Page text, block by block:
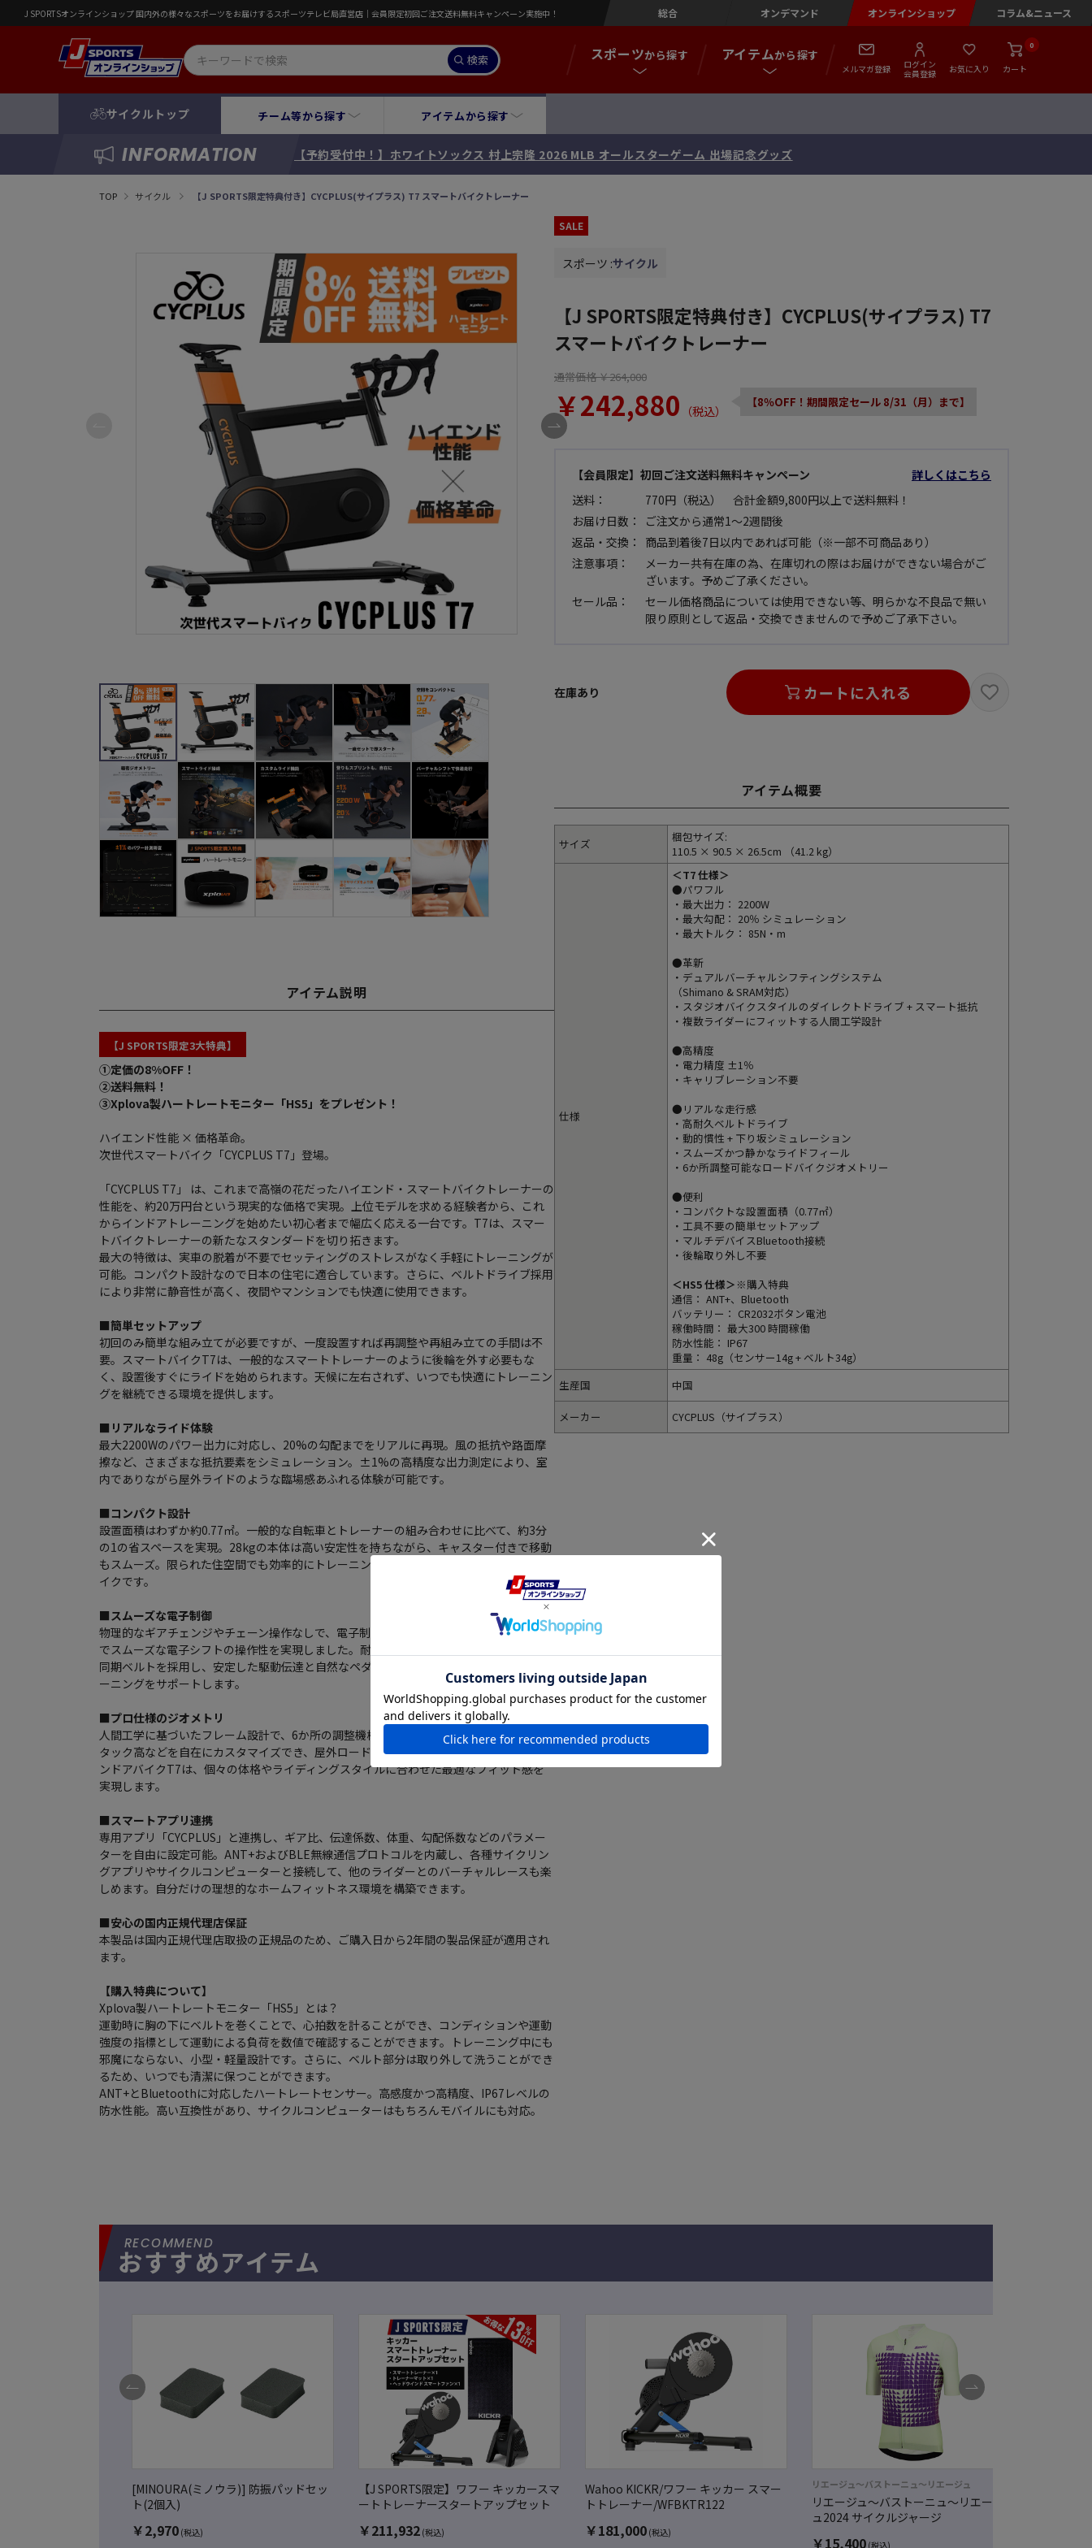
J SPORTSオンラインショップ 国内外の様々なスポーツをお届けするスポーツテレビ局直営店｜会員限定初回ご注文送料無料キャンペーン実施中！ 総合 オンデマンド オンラインショップ コラム&ニュース
検索 スポーツから探す アイテムから探す
メルマガ登録
ログイン
会員登録
お気に入り カート
0
サイクルトップ チーム等から探す アイテムから探す
INFORMATION 【予約受付中！】ホワイトソックス 村上宗隆 2026 MLB オールスターゲーム 出場記念グッズ
TOP サイクル 【J SPORTS限定特典付き】CYCPLUS(サイプラス) T7 スマートバイクトレーナー
アイテム説明
【J SPORTS限定3大特典】
①定価の8%OFF！
②送料無料！
③Xplova製ハートレートモニター「HS5」をプレゼント！
ハイエンド性能 × 価格革命。
次世代スマートバイク「CYCPLUS T7」登場。
「CYCPLUS T7」 は、これまで高嶺の花だったハイエンド・スマートバイクトレーナーの
性能を、約20万円台という現実的な価格で実現。上位モデルを求める経験者から、これ
からインドアトレーニングを始めたい初心者まで幅広く応える一台です。T7は、スマー
トバイクトレーナーの新たなスタンダードを切り拓きます。
最大の特徴は、実車の脱着が不要でセッティングのストレスがなく手軽にトレーニングが
可能。コンパクト設計なので日本の住宅に適合しています。さらに、ベルトドライブ採用
により非常に静音性が高く、夜間やマンションでも快適に使用できます。
■簡単セットアップ
初回のみ簡単な組み立てが必要ですが、一度設置すれば再調整や再組み立ての手間は不
要。スマートバイクT7は、一般的なスマートトレーナーのように後輪を外す必要もな
く、設置後すぐにライドを始められます。天候に左右されず、いつでも快適にトレーニン
グを継続できる環境を提供します。
■リアルなライド体験
最大2200Wのパワー出力に対応し、20%の勾配までをリアルに再現。風の抵抗や路面摩
擦など、さまざまな抵抗要素をシミュレーション。±1%の高精度な出力測定により、室
内でありながら屋外ライドのような臨場感あふれる体験が可能です。
■コンパクト設計
設置面積はわずか約0.77㎡。一般的な自転車とトレーナーの組み合わせに比べて、約3分
の1の省スペースを実現。28kgの本体は高い安定性を持ちながら、キャスター付きで移動
もスムーズ。限られた住空間でも効率的にトレーニングを続けられるインドアスマートバ
イクです。
■スムーズな電子制御
物理的なギアチェンジやチェーン操作なしで、電子制御により滑らかに負荷を調整。精密
でスムーズな電子シフトの操作性を実現しました。耐久性に優れたカーボンファイバー製
同期ベルトを採用し、安定した駆動伝達と自然なペダリング感で、快適かつ効率的なトレ
ーニングをサポートします。
■プロ仕様のジオメトリ
人間工学に基づいたフレーム設計で、6か所の調整機構を搭載。サドル高さやリーチ、ス
タック高などを自在にカスタマイズでき、屋外ロードバイクに近いポジションを再現。イ
ンドアバイクT7は、個々の体格やライディングスタイルに合わせた最適なフィット感を
実現します。
■スマートアプリ連携
専用アプリ「CYCPLUS」と連携し、ギア比、伝達係数、体重、勾配係数などのパラメー
ターを自由に設定可能。ANT+およびBLE無線通信プロトコルを内蔵し、各種サイクリン
グアプリやサイクルコンピューターと接続して、他のライダーとのバーチャルレースも楽
しめます。自分だけの理想的なホームフィットネス環境を構築できます。
■安心の国内正規代理店保証
本製品は国内正規代理店取扱の正規品のため、ご購入日から2年間の製品保証が適用され
ます。
【購入特典について】
Xplova製ハートレートモニター「HS5」とは？
運動時に胸の下にベルトを巻くことで、心拍数を計ることができ、コンディションや運動
強度の指標として運動による負荷を数値で確認することができます。トレーニング中にも
邪魔にならない、小型・軽量設計です。さらに、ベルト部分は取り外して洗うことができ
るため、いつでも清潔に保つことができます。
ANT+とBluetoothに対応したハートレートセンサー。高感度かつ高精度、IP67レベルの
防水性能。高い互換性があり、サイクルコンピューターはもちろんモバイルにも対応。
SALE
スポーツ :サイクル
【J SPORTS限定特典付き】CYCPLUS(サイプラス) T7
スマートバイクトレーナー
通常価格 ￥264,000
￥242,880 （税込）
【8％OFF！期間限定セール 8/31（月）まで】
【会員限定】初回ご注文送料無料キャンペーン
詳しくはこちら
送料：
770円（税込） 合計金額9,800円以上で送料無料！
お届け日数：
ご注文から通常1～2週間後
返品・交換：
商品到着後7日以内であれば可能（※一部不可商品あり）
注意事項：
メーカー共有在庫の為、在庫切れの際はお届けができない場合がご
ざいます。予めご了承ください。
セール品：
セール価格商品については使用できない等、明らかな不良品で無い
限り原則として返品・交換できませんので予めご了承下さい。
在庫あり カートに入れる
アイテム概要
サイズ
梱包サイズ:
110.5 × 90.5 × 26.5cm （41.2 kg）
仕様
＜T7 仕様＞
●パワフル
・最大出力： 2200W
・最大勾配： 20％ シミュレーション
・最大トルク： 85N・m
●革新
・デュアルバーチャルシフティングシステム
（Shimano & SRAM対応）
・スタジオバイクスタイルのダイレクトドライブ + スマート抵抗
・複数ライダーにフィットする人間工学設計
●高精度
・電力精度 ±1％
・キャリブレーション不要
●リアルな走行感
・高耐久ベルトドライブ
・動的慣性 + 下り坂シミュレーション
・スムーズかつ静かなライドフィール
・6か所調整可能なロードバイクジオメトリー
●便利
・コンパクトな設置面積（0.77㎡）
・工具不要の簡単セットアップ
・マルチデバイスBluetooth接続
・後輪取り外し不要
＜HS5 仕様＞ ※購入特典
通信： ANT+、Bluetooth
バッテリー： CR2032ボタン電池
稼働時間： 最大300 時間稼働
防水性能： IP67
重量： 48g（センサー14g + ベルト34g）
生産国
中国
メーカー CYCPLUS（サイプラス）
おすすめアイテム
[MINOURA(ミノウラ)] 防振パッドセッ
ト(2個入)
￥2,970 (税込)
【J SPORTS限定】ワフー キッカースマ
ートトレーナースタートアップセット
￥211,932 (税込)
Wahoo KICKR/ワフー キッカー スマー
トトレーナー/WFBKTR122
￥181,000 (税込)
リエージュ～バストーニュ～リエージュ
リエージュ～バストーニュ～リエージ
ュ2024 サイクルジャージ
￥15,400 (税込)